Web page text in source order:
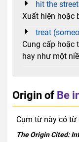
hit the
Xuất hiện hoặc
treat
Cung cấp hoặc
hay như một
Origin of Be
Cụm từ này có
The Origin Cited: